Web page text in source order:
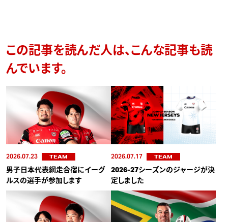
この記事を読んだ人は、こんな記事も読
んでいます。
2026.07.23 TEAM
男子日本代表網走合宿にイーグ
ルスの選手が参加します
2026.07.17 TEAM
2026-27シーズンのジャージが決
定しました